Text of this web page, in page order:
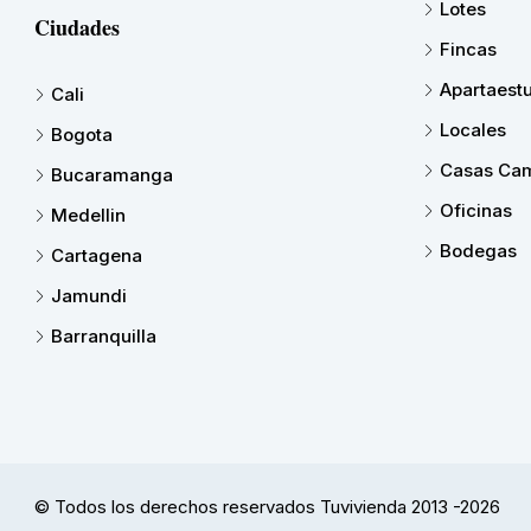
Ciudades
Cali
Bogota
Bucaramanga
Medellin
Cartagena
Jamundi
Barranquilla
Lotes
Fincas
Locales
Casas
Oficinas
Bodegas
© Todos los derechos reservados Tuvivienda 2013 -2026